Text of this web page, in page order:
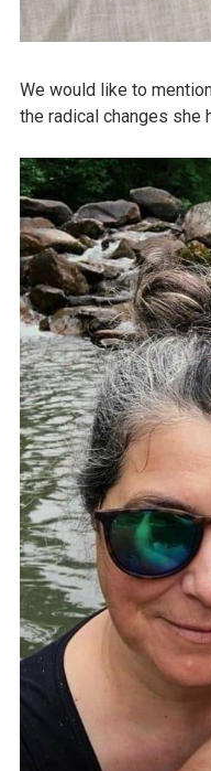
We would like to
the radical changes she